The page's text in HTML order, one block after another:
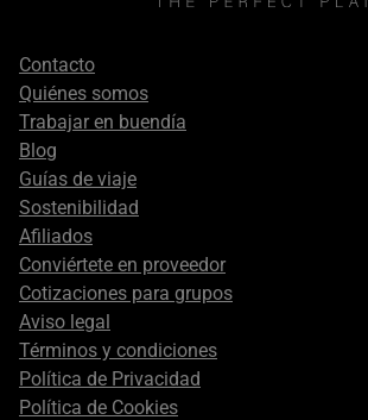
Footer
secondary
Contacto
Quiénes somos
Trabajar en buendía
Blog
Guías de viaje
Sostenibilidad
Afiliados
Conviértete en proveedor
Cotizaciones para grupos
Aviso legal
Términos y condiciones
Política de Privacidad
Política de Cookies